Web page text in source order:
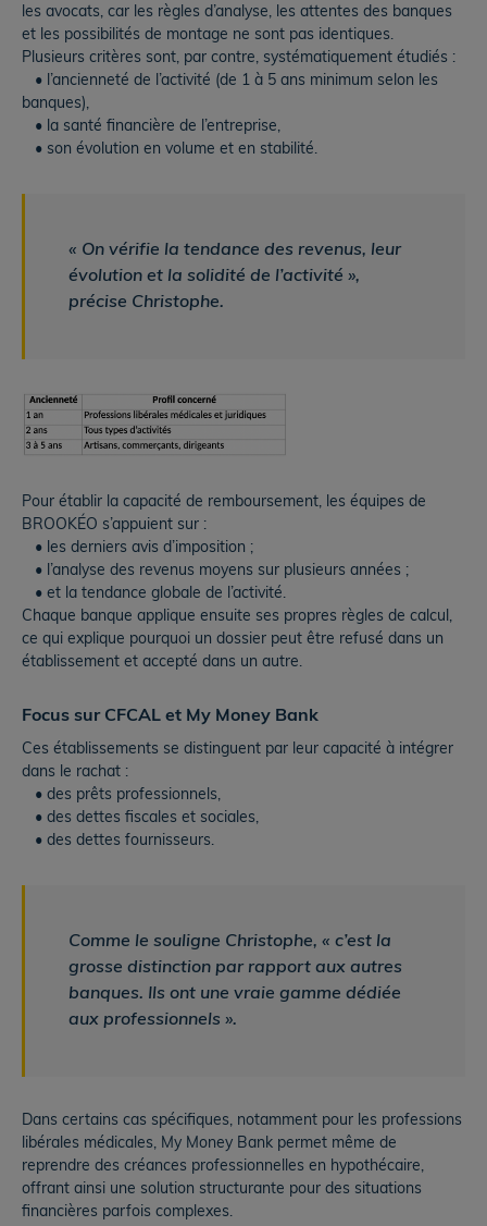
les avocats, car les règles d’analyse, les attentes des banques
et les possibilités de montage ne sont pas identiques.
Plusieurs critères sont, par contre, systématiquement étudiés :
• l’ancienneté de l’activité (de 1 à 5 ans minimum selon les
banques),
• la santé financière de l’entreprise,
• son évolution en volume et en stabilité.
« On vérifie la tendance des revenus, leur
évolution et la solidité de l’activité »,
précise Christophe.
Pour établir la capacité de remboursement, les équipes de
BROOKÉO s’appuient sur :
• les derniers avis d’imposition ;
• l’analyse des revenus moyens sur plusieurs années ;
• et la tendance globale de l’activité.
Chaque banque applique ensuite ses propres règles de calcul,
ce qui explique pourquoi un dossier peut être refusé dans un
établissement et accepté dans un autre.
Focus sur CFCAL et My Money Bank
Ces établissements se distinguent par leur capacité à intégrer
dans le rachat :
• des prêts professionnels,
• des dettes fiscales et sociales,
• des dettes fournisseurs.
Comme le souligne Christophe, « c’est la
grosse distinction par rapport aux autres
banques. Ils ont une vraie gamme dédiée
aux professionnels ».
Dans certains cas spécifiques, notamment pour les professions
libérales médicales, My Money Bank permet même de
reprendre des créances professionnelles en hypothécaire,
offrant ainsi une solution structurante pour des situations
financières parfois complexes.